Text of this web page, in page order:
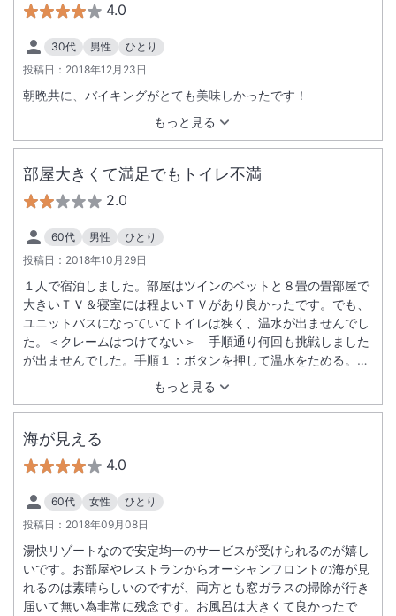
4.0
30代 男性
ひとり
投稿日： 2018年12月23日
もっと見る
朝晩共に、バイキングがとても美味しかったです！
部屋大きくて満足でもトイレ不満
2.0
60代 男性
ひとり
投稿日： 2018年10月29日
もっと見る
１人で宿泊しました。部屋はツインのベットと８畳の畳部屋で
大きいＴＶ＆寝室には程よいＴＶがあり良かったです。でも、
ユニットバスになっていてトイレは狭く、温水が出ませんでし
た。＜クレームはつけてない＞ 手順通り何回も挑戦しました
が出ませんでした。手順１：ボタンを押して温水をためる。手
順２：温水がたまったら、表示が赤くなるのでダイヤルを回し
て温水を出すのですが出ませんでした。
海が見える
4.0
60代 女性
ひとり
投稿日： 2018年09月08日
湯快リゾートなので安定均一のサービスが受けられるのが嬉し
いです。お部屋やレストランからオーシャンフロントの海が見
れるのは素晴らしいのですが、両方とも窓ガラスの掃除が行き
届いて無い為非常に残念です。お風呂は大きくて良かったで